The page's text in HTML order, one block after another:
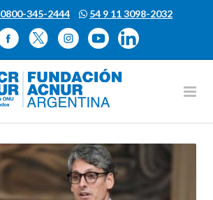
0800-345-2444 54 9 11 3098-2032